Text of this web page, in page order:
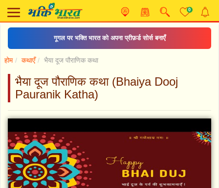
0
गूगल पर भक्ति भारत को अपना प्रीफ़र्ड सोर्स बनाएँ
होम कथाएँ भैया दूज पौराणिक कथा
भैया दूज पौराणिक कथा (Bhaiya Dooj
Pauranik Katha)